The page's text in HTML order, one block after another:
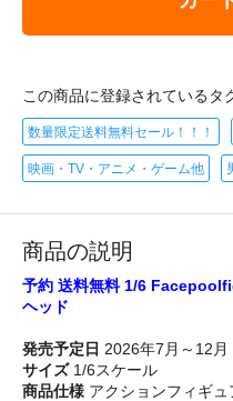
この商品に登録されているタ
数量限定送料無料セール！！！
映画・TV・アニメ・ゲーム他
商品の説明
予約 送料無料 1/6
ヘッド
発売予定日 2026年7月～12月
サイズ1/6スケール
商品仕様 アクションフィギュ